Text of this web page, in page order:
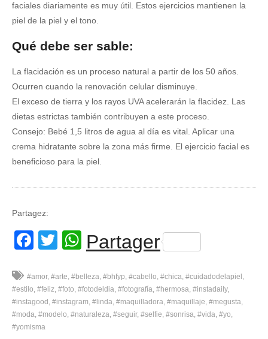
faciales diariamente es muy útil. Estos ejercicios mantienen la
piel de la piel y el tono.
Qué debe ser sable:
La flacidación es un proceso natural a partir de los 50 años.
Ocurren cuando la renovación celular disminuye.
El exceso de tierra y los rayos UVA acelerarán la flacidez. Las
dietas estrictas también contribuyen a este proceso.
Consejo: Bebé 1,5 litros de agua al día es vital. Aplicar una
crema hidratante sobre la zona más firme. El ejercicio facial es
beneficioso para la piel.
Partagez:
Facebook
Twitter
WhatsApp
Partager
#amor #arte #belleza #bhfyp #cabello #chica #cuidadodelapiel
#estilo #feliz #foto #fotodeldia #fotografía #hermosa #instadaily
#instagood #instagram #linda #maquilladora #maquillaje #megusta
#moda #modelo #naturaleza #seguir #selfie #sonrisa #vida #yo
#yomisma